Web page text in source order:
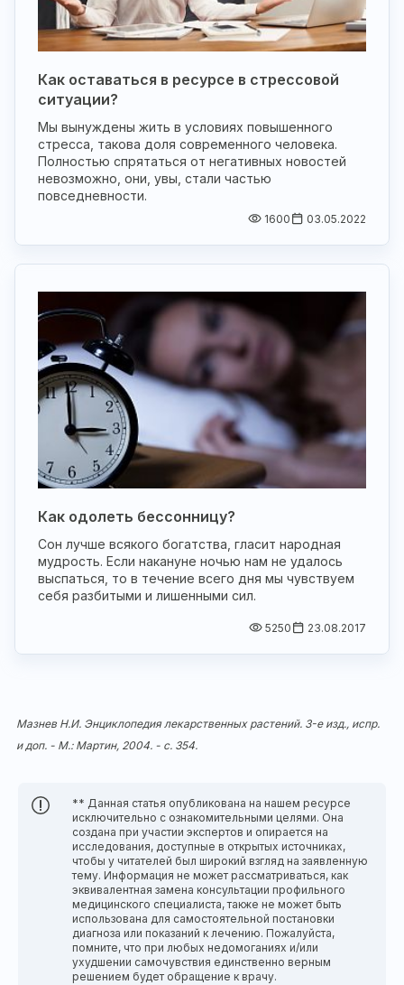
Как оставаться в ресурсе в стрессовой
ситуации?
Мы вынуждены жить в условиях повышенного
стресса, такова доля современного человека.
Полностью спрятаться от негативных новостей
невозможно, они, увы, стали частью
повседневности.
1600 03.05.2022
Как одолеть бессонницу?
Сон лучше всякого богатства, гласит народная
мудрость. Если накануне ночью нам не удалось
выспаться, то в течение всего дня мы чувствуем
себя разбитыми и лишенными сил.
5250 23.08.2017
Мазнев Н.И. Энциклопедия лекарственных растений. 3-е изд., испр.
и доп. - М.: Мартин, 2004. - с. 354.
** Данная статья опубликована на нашем ресурсе
исключительно с ознакомительными целями. Она
создана при участии экспертов и опирается на
исследования, доступные в открытых источниках,
чтобы у читателей был широкий взгляд на заявленную
тему. Информация не может рассматриваться, как
эквивалентная замена консультации профильного
медицинского специалиста, также не может быть
использована для самостоятельной постановки
диагноза или показаний к лечению. Пожалуйста,
помните, что при любых недомоганиях и/или
ухудшении самочувствия единственно верным
решением будет обращение к врачу.